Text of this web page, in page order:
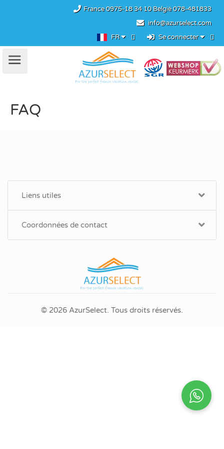
France0975-18 34 10België078-481833
info@azurselect.com
FR
Se connecter
FAQ
Liens utiles
Coordonnées de contact
© 2026 AzurSelect. Tous droits réservés.